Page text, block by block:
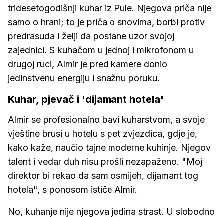
tridesetogodišnji kuhar iz Pule. Njegova priča nije
samo o hrani; to je priča o snovima, borbi protiv
predrasuda i želji da postane uzor svojoj
zajednici. S kuhačom u jednoj i mikrofonom u
drugoj ruci, Almir je pred kamere donio
jedinstvenu energiju i snažnu poruku.
Kuhar, pjevač i 'dijamant hotela'
Almir se profesionalno bavi kuharstvom, a svoje
vještine brusi u hotelu s pet zvjezdica, gdje je,
kako kaže, naučio tajne moderne kuhinje. Njegov
talent i vedar duh nisu prošli nezapaženo. "Moj
direktor bi rekao da sam osmijeh, dijamant tog
hotela", s ponosom ističe Almir.
No, kuhanje nije njegova jedina strast. U slobodno